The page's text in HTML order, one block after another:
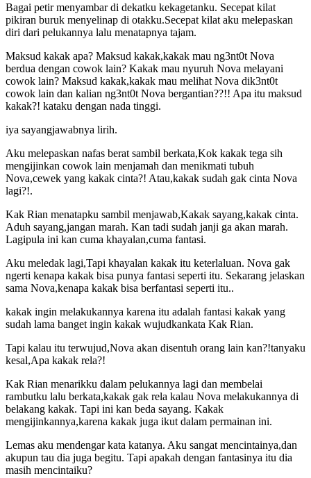
Bagai petir menyambar di dekatku kekagetanku. Secepat kilat
pikiran buruk menyelinap di otakku.Secepat kilat aku melepaskan
diri dari pelukannya lalu menatapnya tajam.
Maksud kakak apa? Maksud kakak,kakak mau ng3nt0t Nova
berdua dengan cowok lain? Kakak mau nyuruh Nova melayani
cowok lain? Maksud kakak,kakak mau melihat Nova dik3nt0t
cowok lain dan kalian ng3nt0t Nova bergantian??!! Apa itu maksud
kakak?! kataku dengan nada tinggi.
iya sayangjawabnya lirih.
Aku melepaskan nafas berat sambil berkata,Kok kakak tega sih
mengijinkan cowok lain menjamah dan menikmati tubuh
Nova,cewek yang kakak cinta?! Atau,kakak sudah gak cinta Nova
lagi?!.
Kak Rian menatapku sambil menjawab,Kakak sayang,kakak cinta.
Aduh sayang,jangan marah. Kan tadi sudah janji ga akan marah.
Lagipula ini kan cuma khayalan,cuma fantasi.
Aku meledak lagi,Tapi khayalan kakak itu keterlaluan. Nova gak
ngerti kenapa kakak bisa punya fantasi seperti itu. Sekarang jelaskan
sama Nova,kenapa kakak bisa berfantasi seperti itu..
kakak ingin melakukannya karena itu adalah fantasi kakak yang
sudah lama banget ingin kakak wujudkankata Kak Rian.
Tapi kalau itu terwujud,Nova akan disentuh orang lain kan?!tanyaku
kesal,Apa kakak rela?!
Kak Rian menarikku dalam pelukannya lagi dan membelai
rambutku lalu berkata,kakak gak rela kalau Nova melakukannya di
belakang kakak. Tapi ini kan beda sayang. Kakak
mengijinkannya,karena kakak juga ikut dalam permainan ini.
Lemas aku mendengar kata katanya. Aku sangat mencintainya,dan
akupun tau dia juga begitu. Tapi apakah dengan fantasinya itu dia
masih mencintaiku?